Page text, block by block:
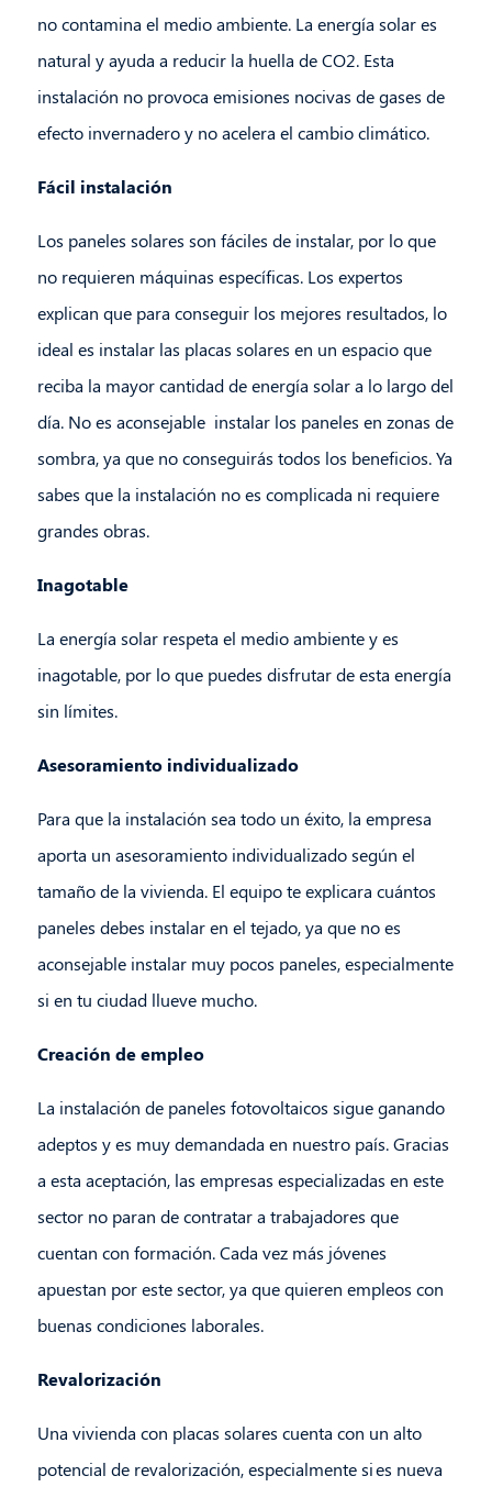
no contamina el medio ambiente. La energía solar es
natural y ayuda a reducir la huella de CO2. Esta
instalación no provoca emisiones nocivas de gases de
efecto invernadero y no acelera el cambio climático.
Fácil instalación
Los paneles solares son fáciles de instalar, por lo que
no requieren máquinas específicas. Los expertos
explican que para conseguir los mejores resultados, lo
ideal es instalar las placas solares en un espacio que
reciba la mayor cantidad de energía solar a lo largo del
día. No es aconsejable instalar los paneles en zonas de
sombra, ya que no conseguirás todos los beneficios. Ya
sabes que la instalación no es complicada ni requiere
grandes obras.
Inagotable
La energía solar respeta el medio ambiente y es
inagotable, por lo que puedes disfrutar de esta energía
sin límites.
Asesoramiento individualizado
Para que la instalación sea todo un éxito, la empresa
aporta un asesoramiento individualizado según el
tamaño de la vivienda. El equipo te explicara cuántos
paneles debes instalar en el tejado, ya que no es
aconsejable instalar muy pocos paneles, especialmente
si en tu ciudad llueve mucho.
Creación de empleo
La instalación de paneles fotovoltaicos sigue ganando
adeptos y es muy demandada en nuestro país. Gracias
a esta aceptación, las empresas especializadas en este
sector no paran de contratar a trabajadores que
cuentan con formación. Cada vez más jóvenes
apuestan por este sector, ya que quieren empleos con
buenas condiciones laborales.
Revalorización
Una vivienda con placas solares cuenta con un alto
potencial de revalorización, especialmente si es nueva